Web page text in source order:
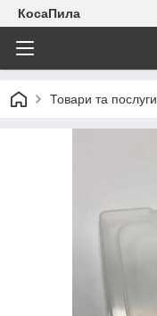
КосаПила
Товари та послуги